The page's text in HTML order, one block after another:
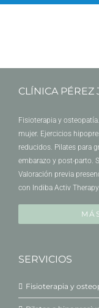
CLÍNICA PÉREZ
Fisioterapia y
mujer. Ejercicios
reducidos. Pilates para
embarazo y post-parto.
Valoración previa
con Indiba Activ
SERVICIOS
Fisioterapia y